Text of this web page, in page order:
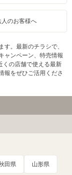
人のお客様へ
。最新のチラシで、
ャンペーン、特売情報
くの店舗で使える最新
報をぜひご活用くださ
田県 山形県